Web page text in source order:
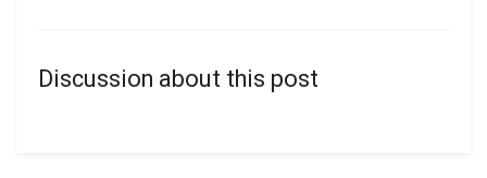
Discussion about this post